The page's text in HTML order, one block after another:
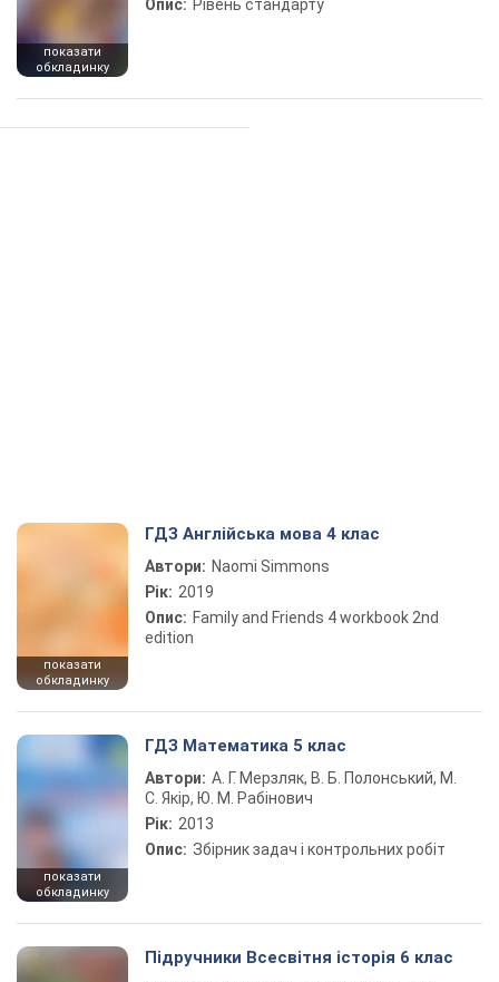
показати
обкладинку
Опис: Рівень стандарту
показати
обкладинку
ГДЗ Англійська мова 4 клас
Автори: Naomi Simmons
Рік: 2019
Опис: Family and Friends 4 workbook 2nd
edition
показати
обкладинку
ГДЗ Математика 5 клас
Автори: А. Г. Мерзляк, В. Б. Полонський, М.
С. Якір, Ю. М. Рабінович
Рік: 2013
Опис: Збірник задач і контрольних робіт
Підручники Всесвітня історія 6 клас